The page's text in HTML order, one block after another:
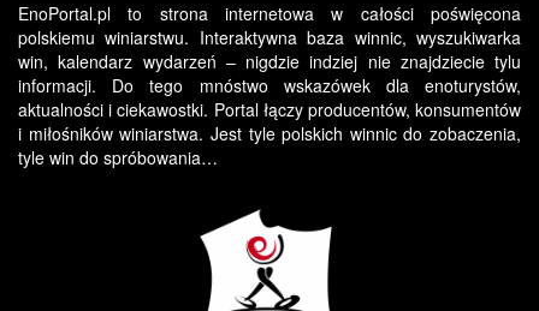
EnoPortal.pl to strona internetowa w całości poświęcona
polskiemu winiarstwu. Interaktywna baza winnic, wyszukiwarka
win, kalendarz wydarzeń – nigdzie indziej nie znajdziecie tylu
informacji. Do tego mnóstwo wskazówek dla enoturystów,
aktualności i ciekawostki. Portal łączy producentów, konsumentów
i miłośników winiarstwa. Jest tyle polskich winnic do zobaczenia,
tyle win do spróbowania…